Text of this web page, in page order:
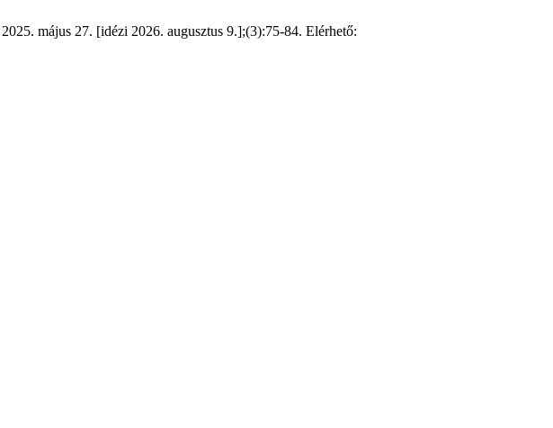
május 27. [idézi 2026. augusztus 9.];(3):75-84. Elérhető: